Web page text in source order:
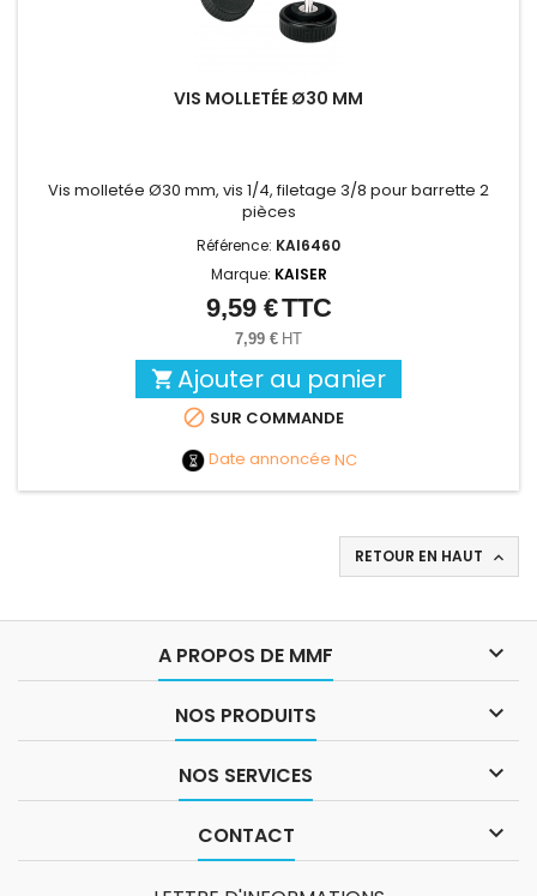
VIS MOLLETÉE Ø30 MM
Vis molletée Ø30 mm, vis 1/4, filetage 3/8 pour barrette 2
pièces
Référence: KAI6460
Marque: KAISER
Prix
9,59 €TTC
7,99 € HT
 Ajouter au panier
 SUR COMMANDE
Date annoncée NC
RETOUR EN HAUT 
A PROPOS DE MMF 
NOS PRODUITS 
NOS SERVICES 
CONTACT 